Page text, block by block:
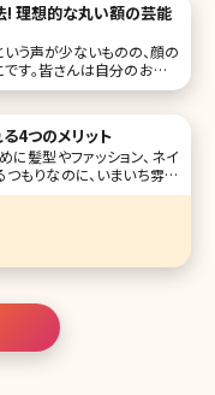
! 理想的な丸い額の芸能
いう声が少ないものの、顔の
す。皆さんは自分のおでこ
韓国ではおでこの美しさが
4つのメリット
髪型やファッション、ネイ
もりなのに、いまいち雰囲
いいんだろう……とお悩みの
ないという方もいるかもし